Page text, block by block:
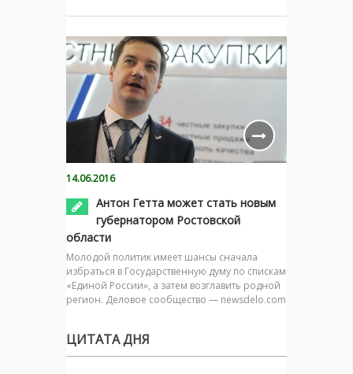
14.06.2016
Антон Гетта может стать новым
губернатором Ростовской
области
Молодой политик имеет шансы сначала
избраться в Государственную думу по спискам
«Единой России», а затем возглавить родной
регион. Деловое сообщество — newsdelo.com
ЦИТАТА ДНЯ